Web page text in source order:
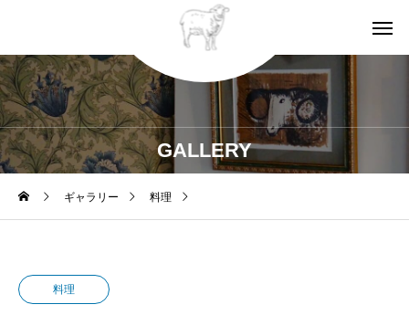
GALLERY
ギャラリー 料理
料理